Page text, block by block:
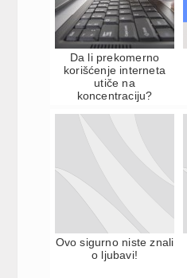
Da li prekomerno
korišćenje interneta
utiče na
koncentraciju?
Ovo sigurno niste znali
o ljubavi!